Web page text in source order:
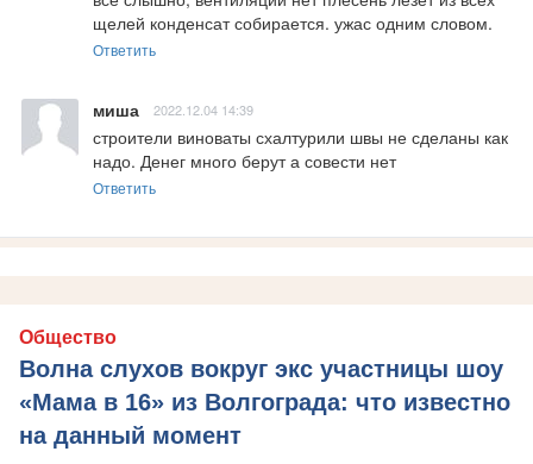
щелей конденсат собирается. ужас одним словом.
Ответить
миша 2022.12.04 14:39
строители виноваты схалтурили швы не сделаны как
надо. Денег много берут а совести нет
Ответить
Общество
Волна слухов вокруг экс участницы шоу
«Мама в 16» из Волгограда: что известно
на данный момент